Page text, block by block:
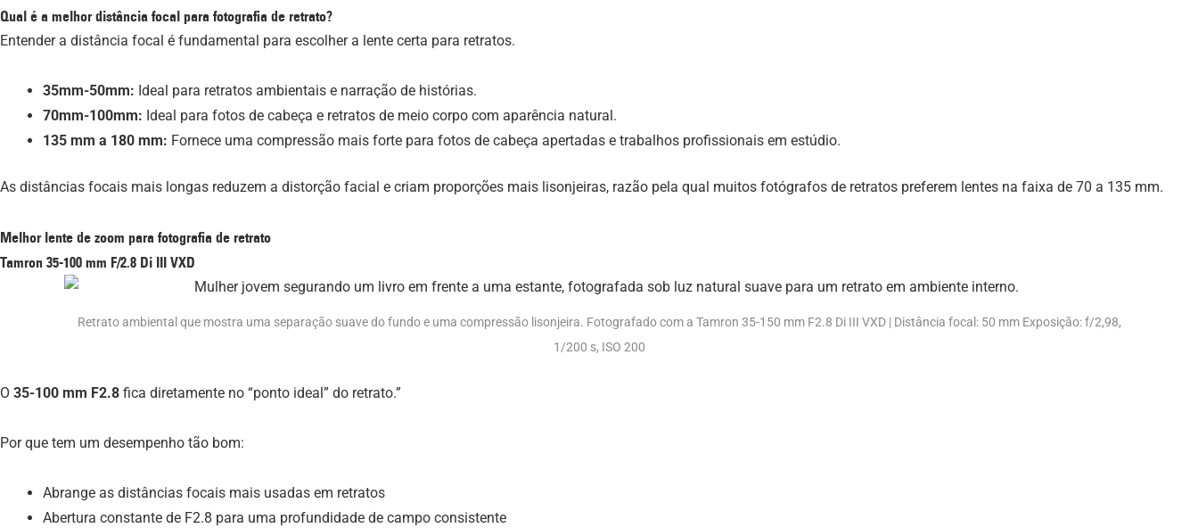
Qual é a melhor distância focal para fotografia de retrato?
Entender a distância focal é fundamental para escolher a lente certa para retratos.
35mm-50mm: Ideal para retratos ambientais e narração de histórias.
70mm-100mm: Ideal para fotos de cabeça e retratos de meio corpo com aparência natural.
135 mm a 180 mm: Fornece uma compressão mais forte para fotos de cabeça apertadas e trabalhos profissionais em estúdio.
As distâncias focais mais longas reduzem a distorção facial e criam proporções mais lisonjeiras, razão pela qual muitos fotógrafos de retratos preferem lentes na faixa de 70 a 135 mm.
Melhor lente de zoom para fotografia de retrato
Tamron 35-100 mm F/2.8 Di III VXD
Retrato ambiental que mostra uma separação suave do fundo e uma compressão lisonjeira. Fotografado com a Tamron 35-150 mm F2.8 Di III VXD | Distância focal: 50 mm Exposição: f/2,98,
1/200 s, ISO 200
O 35-100 mm F2.8 fica diretamente no “ponto ideal” do retrato.”
Por que tem um desempenho tão bom:
Abrange as distâncias focais mais usadas em retratos
Abertura constante de F2.8 para uma profundidade de campo consistente